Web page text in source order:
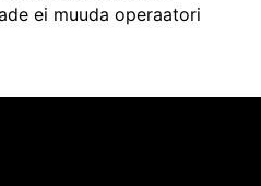
ei muuda operaatori